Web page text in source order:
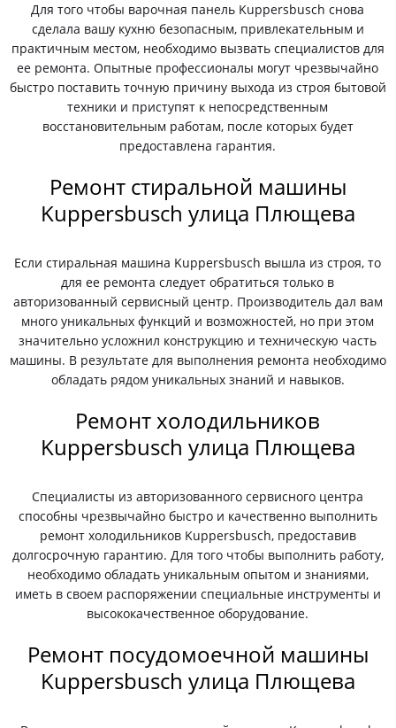
Для того чтобы варочная панель Kuppersbusch снова
сделала вашу кухню безопасным, привлекательным и
практичным местом, необходимо вызвать специалистов для
ее ремонта. Опытные профессионалы могут чрезвычайно
быстро поставить точную причину выхода из строя бытовой
техники и приступят к непосредственным
восстановительным работам, после которых будет
предоставлена гарантия.
Ремонт стиральной машины
Kuppersbusch улица Плющева
Если стиральная машина Kuppersbusch вышла из строя, то
для ее ремонта следует обратиться только в
авторизованный сервисный центр. Производитель дал вам
много уникальных функций и возможностей, но при этом
значительно усложнил конструкцию и техническую часть
машины. В результате для выполнения ремонта необходимо
обладать рядом уникальных знаний и навыков.
Ремонт холодильников
Kuppersbusch улица Плющева
Специалисты из авторизованного сервисного центра
способны чрезвычайно быстро и качественно выполнить
ремонт холодильников Kuppersbusch, предоставив
долгосрочную гарантию. Для того чтобы выполнить работу,
необходимо обладать уникальным опытом и знаниями,
иметь в своем распоряжении специальные инструменты и
высококачественное оборудование.
Ремонт посудомоечной машины
Kuppersbusch улица Плющева